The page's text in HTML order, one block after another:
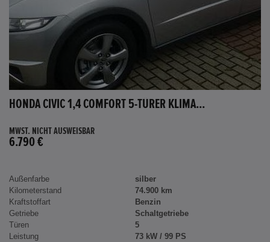
HONDA CIVIC 1,4 COMFORT 5-TÜRER KLIMA...
MWST. NICHT AUSWEISBAR
6.790 €
Außenfarbe
silber
Kilometerstand
74.900 km
Kraftstoffart
Benzin
Getriebe
Schaltgetriebe
Türen
5
Leistung
73 kW / 99 PS